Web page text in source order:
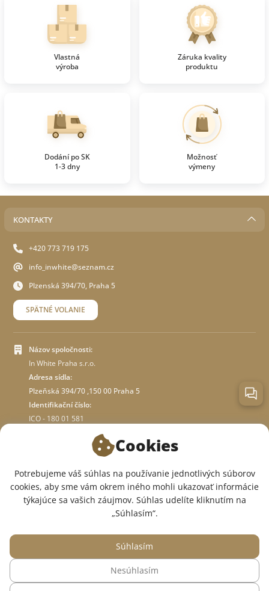
Vlastná
výroba
Záruka kvality
produktu
Dodání po SK
1-3 dny
Možnosť
výmeny
KONTAKTY
+420 773 719 175
info_inwhite@seznam.cz
Plzenská 394/70, Praha 5
SPÄTNÉ VOLANIE
Názov spoločnosti:
In White Praha s.r.o.
Adresa sídla:
Plzeňská 394/70 ,150 00 Praha 5
Identifikační číslo:
ICO - 180 01 581
O OBCHODE
SME V SOCIÁLNYCH SIEŤACH:
© 2015 — 2026, Internetový obchod so zdravotným oblečením InWhite.
Cookies
Potrebujeme váš súhlas na používanie jednotlivých súborov
cookies, aby sme vám okrem iného mohli ukazovať informácie
týkajúce sa vašich záujmov. Súhlas udelíte kliknutím na
„Súhlasím“.
Nesúhlasím
Súhlasím